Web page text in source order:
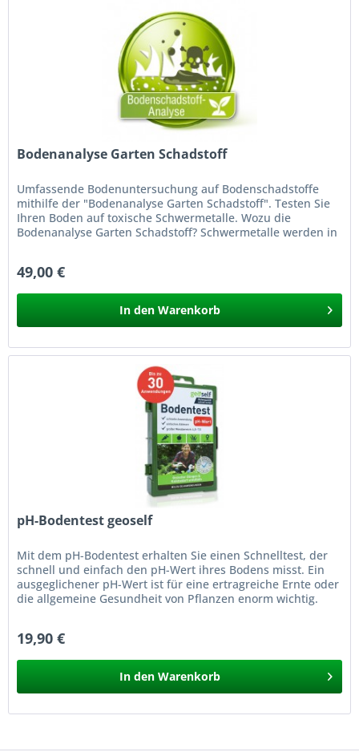
Bodenanalyse Garten Schadstoff
Umfassende Bodenuntersuchung auf Bodenschadstoffe
mithilfe der "Bodenanalyse Garten Schadstoff". Testen Sie
Ihren Boden auf toxische Schwermetalle. Wozu die
Bodenanalyse Garten Schadstoff? Schwermetalle werden in
49,00 €
In den Warenkorb
pH-Bodentest geoself
Mit dem pH-Bodentest erhalten Sie einen Schnelltest, der
schnell und einfach den pH-Wert ihres Bodens misst. Ein
ausgeglichener pH-Wert ist für eine ertragreiche Ernte oder
die allgemeine Gesundheit von Pflanzen enorm wichtig.
19,90 €
In den Warenkorb